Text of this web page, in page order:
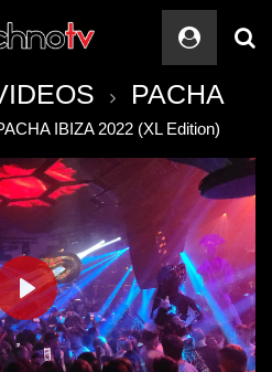
PACHA
IBIZA 2022 (XL Edition)
PLAY